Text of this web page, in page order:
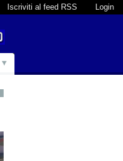
Login
Iscriviti al feed RSS